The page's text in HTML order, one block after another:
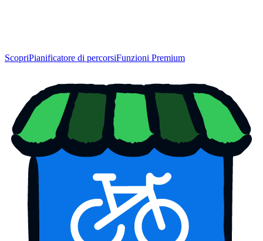
ScopriPianificatore di percorsiFunzioni Premium